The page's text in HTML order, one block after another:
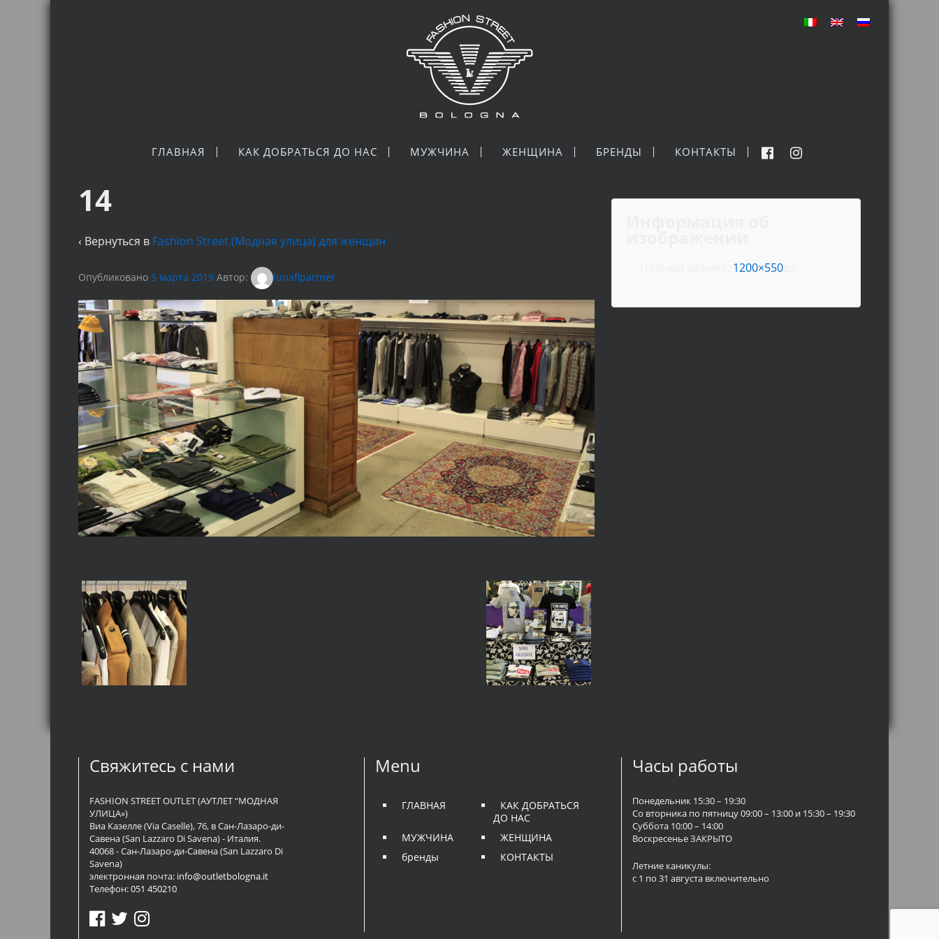
ГЛАВНАЯ КАК ДОБРАТЬСЯ ДО НАС МУЖЧИНА ЖЕНЩИНА БРЕНДЫ КОНТАКТЫ
14
‹ Вернуться в Fashion Street (Модная улица) для женщин
Опубликовано 5 марта 2019 Автор: lunaflpartner
1200×550px
Свяжитесь с нами
FASHION STREET OUTLET (АУТЛЕТ “МОДНАЯ
УЛИЦА»)
Виа Казелле (Via Caselle), 76, в Сан-Лазаро-ди-
Савена (San Lazzaro Di Savena) - Италия.
40068 - Сан-Лазаро-ди-Савена (San Lazzaro Di
Savena)
электронная почта: info@outletbologna.it
Телефон:051 450210
Menu
ГЛАВНАЯ
КАК ДОБРАТЬСЯ
ДО НАС
МУЖЧИНА
ЖЕНЩИНА
бренды
КОНТАКТЫ
Часы работы
Понедельник 15:30 – 19:30
Со вторника по пятницу 09:00 – 13:00 и 15:30 – 19:30
Суббота 10:00 – 14:00
Воскресенье ЗАКРЫТО
Летние каникулы:
с 1 по 31 августа включительно